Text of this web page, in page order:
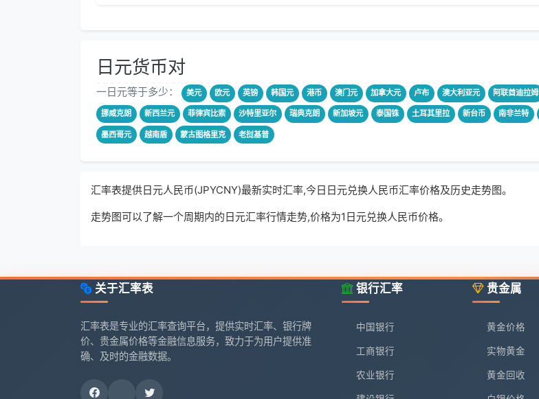
日元货币对
一日元等于多少： 美元 欧元 英镑 韩国元 港币 澳门元 加拿大元 卢布 澳大利亚元 阿联酋迪拉姆
挪威克朗 新西兰元 菲律宾比索 沙特里亚尔 瑞典克朗 新加坡元 泰国铢 土耳其里拉 新台币 南非兰特
墨西哥元 越南盾 蒙古图格里克 老挝基普
汇率表提供日元人民币(JPYCNY)最新实时汇率,今日日元兑换人民币汇率价格及历史走势图。
走势图可以了解一个周期内的日元汇率行情走势,价格为1日元兑换人民币价格。
关于汇率表
汇率表是专业的汇率查询平台，提供实时汇率、银行牌
价、贵金属价格等金融信息服务，致力于为用户提供准
确、及时的金融数据。
银行汇率
中国银行
工商银行
农业银行
贵金属
黄金价格
实物黄金
黄金回收